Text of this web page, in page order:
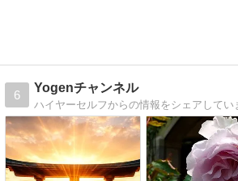
6
Yogenチャンネル
ハイヤーセルフからの情報をシェアしてい